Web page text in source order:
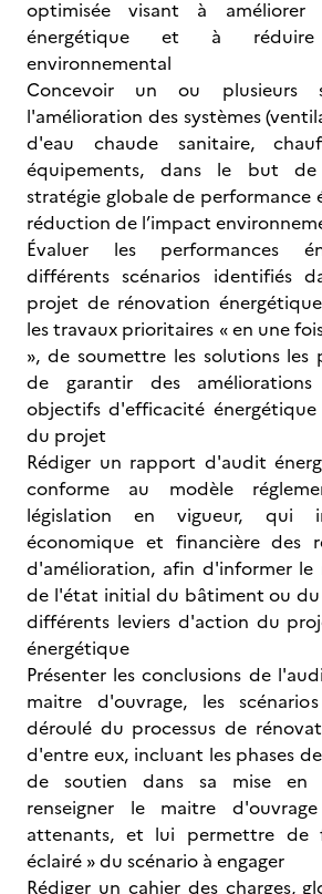
optimisée visant à améliorer
énergétique et à
environnemental
Concevoir un ou plusieurs
l'amélioration des systèmes
d'eau chaude sanitaire,
équipements, dans le but
stratégie globale de performance
réduction de l’impact
Évaluer les performances
différents scénarios identifiés
projet de rénovation
les travaux prioritaires « en une
», de soumettre les solutions les
de garantir des
objectifs d'efficacité
du projet
Rédiger un rapport d'audit
conforme au modèle
législation en vigueur, qui
économique et financière des
d'amélioration, afin d'informer le
de l'état initial du bâtiment ou
différents leviers d'action du
énergétique
Présenter les conclusions de
maitre d'ouvrage, les
déroulé du processus de
d'entre eux, incluant les phases
de soutien dans sa mise
renseigner le maitre
attenants, et lui permettre de
éclairé » du scénario à engager
Rédiger un cahier des charges,